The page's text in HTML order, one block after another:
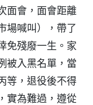
面會，面會距離
場喊叫），帶了
免殘廢一生。家
被入黑名單，當
等，退役後不得
實為難過，遵從